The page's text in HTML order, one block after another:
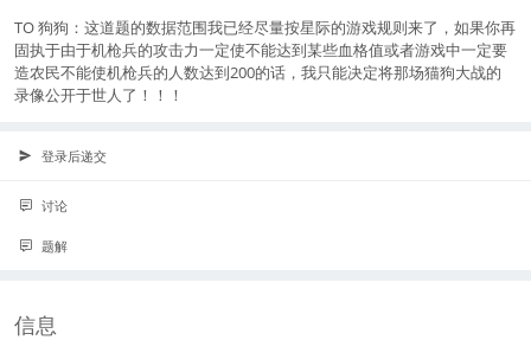
TO 狗狗：这道题的数据范围我已经尽量按星际的游戏规则来了，如果你再
固执于由于机枪兵的攻击力一定使不能达到某些血格值或者游戏中一定要
造农民不能使机枪兵的人数达到200的话，我只能决定将那场猫狗大战的
录像公开于世人了！！！
登录后递交
讨论
题解
信息